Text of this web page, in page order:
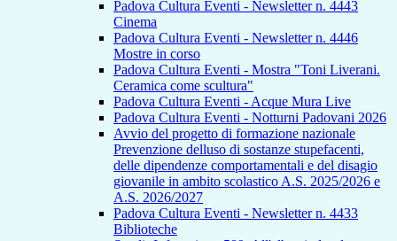
Padova Cultura Eventi - Newsletter n. 4443
Cinema
Padova Cultura Eventi - Newsletter n. 4446
Mostre in corso
Padova Cultura Eventi - Mostra "Toni Liverani.
Ceramica come scultura"
Padova Cultura Eventi - Acque Mura Live
Padova Cultura Eventi - Notturni Padovani 2026
Avvio del progetto di formazione nazionale
Prevenzione delluso di sostanze stupefacenti,
delle dipendenze comportamentali e del disagio
giovanile in ambito scolastico A.S. 2025/2026 e
A.S. 2026/2027
Padova Cultura Eventi - Newsletter n. 4433
Biblioteche